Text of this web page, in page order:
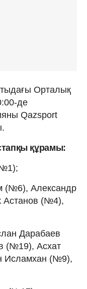
Орталық
де
Qazsport
құрамы:
(№6), Александр
Астанов (№4),
Дарабаев
(№19), Асхат
Исламхан (№9),